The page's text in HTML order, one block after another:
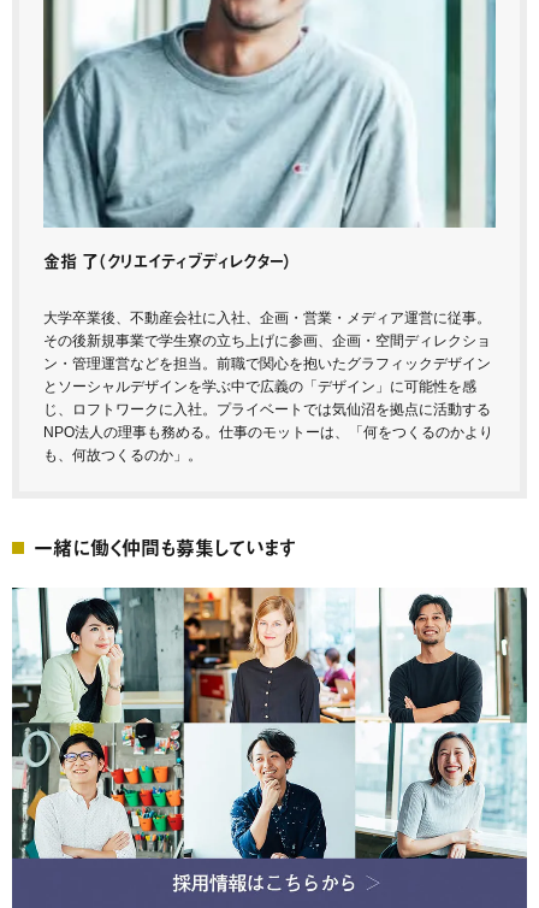
金指 了（クリエイティブディレクター）
大学卒業後、不動産会社に入社、企画・営業・メディア運営に従事。
その後新規事業で学生寮の立ち上げに参画、企画・空間ディレクショ
ン・管理運営などを担当。前職で関心を抱いたグラフィックデザイン
とソーシャルデザインを学ぶ中で広義の「デザイン」に可能性を感
じ、ロフトワークに入社。プライベートでは気仙沼を拠点に活動する
NPO法人の理事も務める。仕事のモットーは、「何をつくるのかより
も、何故つくるのか」。
一緒に働く仲間も募集しています